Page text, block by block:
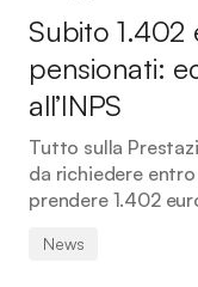
Subito 1.402
pensionati:
all’INPS
Tutto sulla
da richiedere
prendere 1.402
News